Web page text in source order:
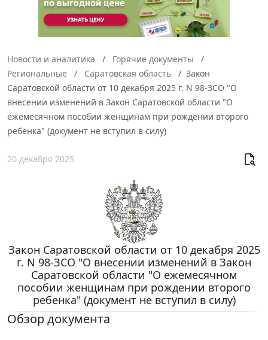
Новости и аналитика
Горячие документы
Региональные
Саратовская область
Закон
Саратовской области от 10 декабря 2025 г. N 98-ЗСО "О
внесении изменений в Закон Саратовской области "О
ежемесячном пособии женщинам при рождении второго
ребенка" (документ не вступил в силу)
20 декабря 2025
Закон Саратовской области от 10 декабря 2025
г. N 98-ЗСО "О внесении изменений в Закон
Саратовской области "О ежемесячном
пособии женщинам при рождении второго
ребенка" (документ не вступил в силу)
Обзор документа